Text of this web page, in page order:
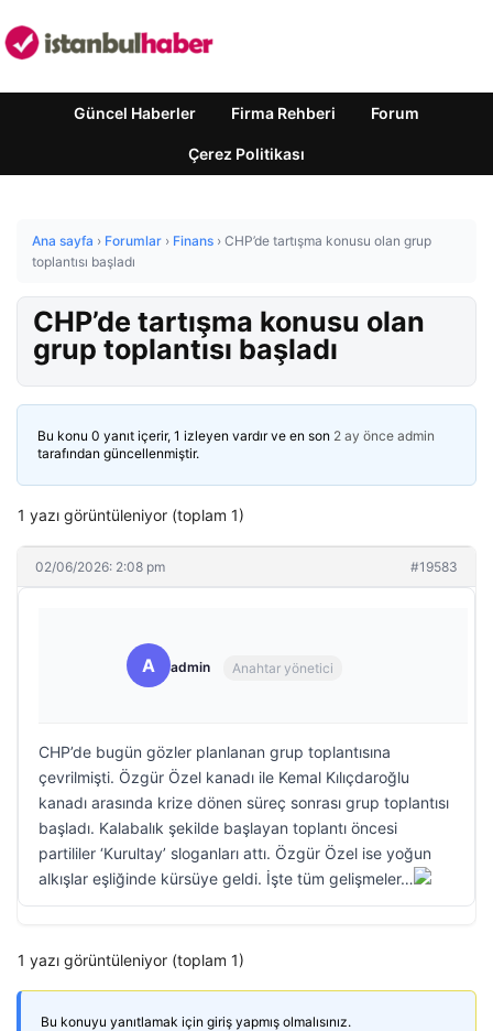
Güncel Haberler Firma Rehberi Forum
Çerez Politikası
Ana sayfa › Forumlar › Finans › CHP’de tartışma konusu olan grup
toplantısı başladı
CHP’de tartışma konusu olan
grup toplantısı başladı
Bu konu 0 yanıt içerir, 1 izleyen vardır ve en son 2 ay önce admin
tarafından güncellenmiştir.
1 yazı görüntüleniyor (toplam 1)
02/06/2026: 2:08 pm #19583
A admin Anahtar yönetici
CHP’de bugün gözler planlanan grup toplantısına
çevrilmişti. Özgür Özel kanadı ile Kemal Kılıçdaroğlu
kanadı arasında krize dönen süreç sonrası grup toplantısı
başladı. Kalabalık şekilde başlayan toplantı öncesi
partililer ‘Kurultay’ sloganları attı. Özgür Özel ise yoğun
alkışlar eşliğinde kürsüye geldi. İşte tüm gelişmeler…
1 yazı görüntüleniyor (toplam 1)
Bu konuyu yanıtlamak için giriş yapmış olmalısınız.